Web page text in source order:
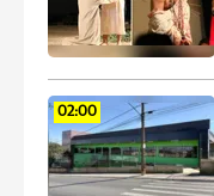
02:00